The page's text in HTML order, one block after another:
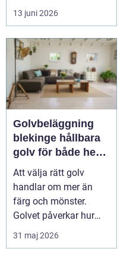
viktiga...
13 juni 2026
Golvbeläggning
blekinge hållbara
golv för både hem
och företag
Att välja rätt golv
handlar om mer än
färg och mönster.
Golvet påverkar hur
rummet upplevs, hur
31 maj 2026